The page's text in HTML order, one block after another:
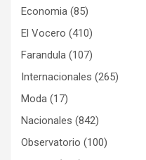
Economia (85)
El Vocero (410)
Farandula (107)
Internacionales (265)
Moda (17)
Nacionales (842)
Observatorio (100)